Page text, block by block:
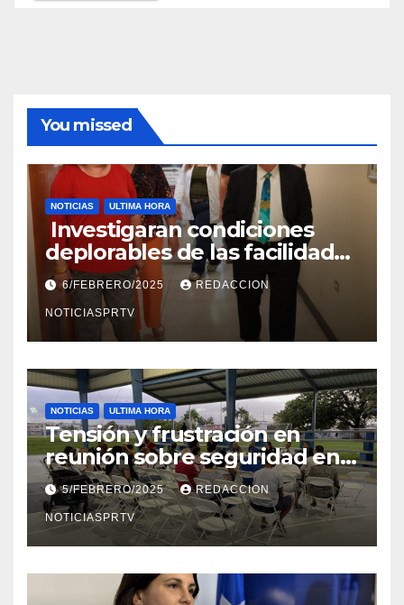
You missed
NOTICIAS ULTIMA HORA
Investigaran condiciones
deplorables de las facilidades
el Departamento de la Salud
en Mayagüez
6/FEBRERO/2025 REDACCION
NOTICIASPRTV
NOTICIAS ULTIMA HORA
Tensión y frustración en
reunión sobre seguridad en
Reparto Metropolitano
5/FEBRERO/2025 REDACCION
NOTICIASPRTV